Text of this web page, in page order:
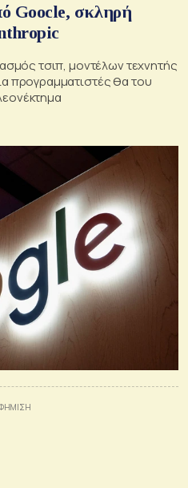
Goocle, σκληρή
τσιπ, μοντέλων τεχνητής
προγραμματιστές θα του